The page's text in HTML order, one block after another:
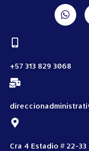
+57 313 829 3068
Cra 4 Estadio # 22-